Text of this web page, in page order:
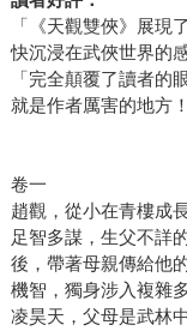
「《天觀雙俠》展現
快沉浸在武俠世界的
「完全顛覆了讀者的
就是作者厲害的地方！
卷一
趙觀，從小在青樓成
足智多謀，生父不詳
後，帶著母親傳給他
機智，獨身涉入複雜
凌昊天，父母是武林